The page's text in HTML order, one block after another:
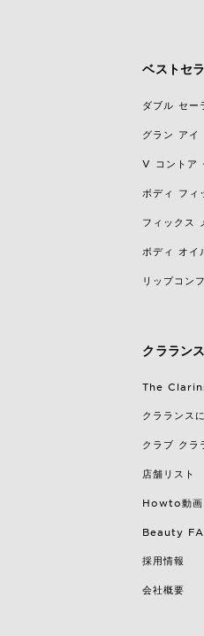
ベストセ
ダブル セ
グラン アイ
V コントア
ボディ フィ
フィックス
ボディ オイ
リップコン
クララン
The
クラランス
クラブ クラ
店舗リスト
Howto動画
Beauty
採用情報
会社概要